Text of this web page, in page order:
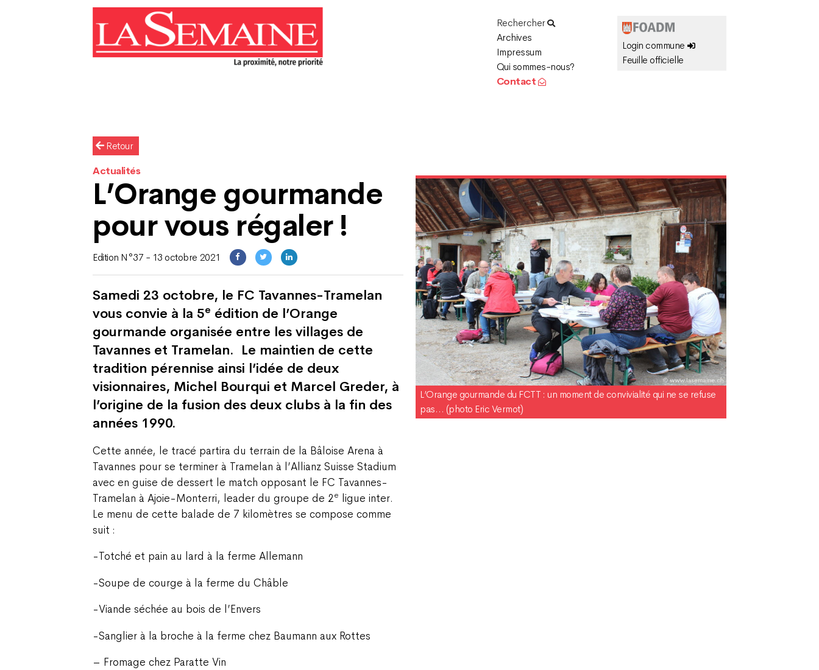
Rechercher
Archives
Impressum
Qui sommes-nous?
Contact
Login commune
Feuille officielle
Retour
Actualités
L’Orange gourmande
pour vous régaler !
Edition N°37 - 13 octobre 2021
Samedi 23 octobre, le FC Tavannes-Tramelan
vous convie à la 5e édition de l’Orange
gourmande organisée entre les villages de
Tavannes et Tramelan. Le maintien de cette
tradition pérennise ainsi l’idée de deux
visionnaires, Michel Bourqui et Marcel Greder, à
l’origine de la fusion des deux clubs à la fin des
années 1990.
Cette année, le tracé partira du terrain de la Bâloise Arena à
Tavannes pour se terminer à Tramelan à l’Allianz Suisse Stadium
avec en guise de dessert le match opposant le FC Tavannes-
Tramelan à Ajoie-Monterri, leader du groupe de 2e ligue inter.
Le menu de cette balade de 7 kilomètres se compose comme
suit :
-Totché et pain au lard à la ferme Allemann
-Soupe de courge à la ferme du Châble
-Viande séchée au bois de l’Envers
-Sanglier à la broche à la ferme chez Baumann aux Rottes
– Fromage chez Paratte Vin
L’Orange gourmande du FCTT : un moment de convivialité qui ne se refuse
pas… (photo Eric Vermot)